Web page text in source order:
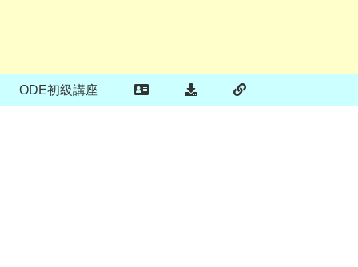
ODE初級講座